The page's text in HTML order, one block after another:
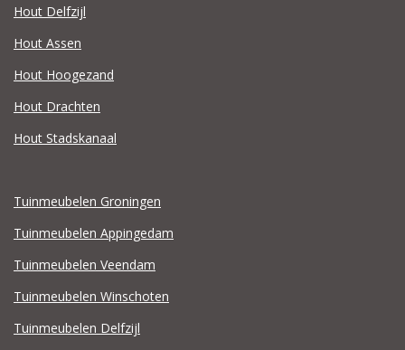
Hout Delfzijl
Hout Assen
Hout Hoogezand
Hout Drachten
Hout Stadskanaal
Tuinmeubelen Groningen
Tuinmeubelen Appingedam
Tuinmeubelen Veendam
Tuinmeubelen Winschoten
Tuinmeubelen Delfzijl